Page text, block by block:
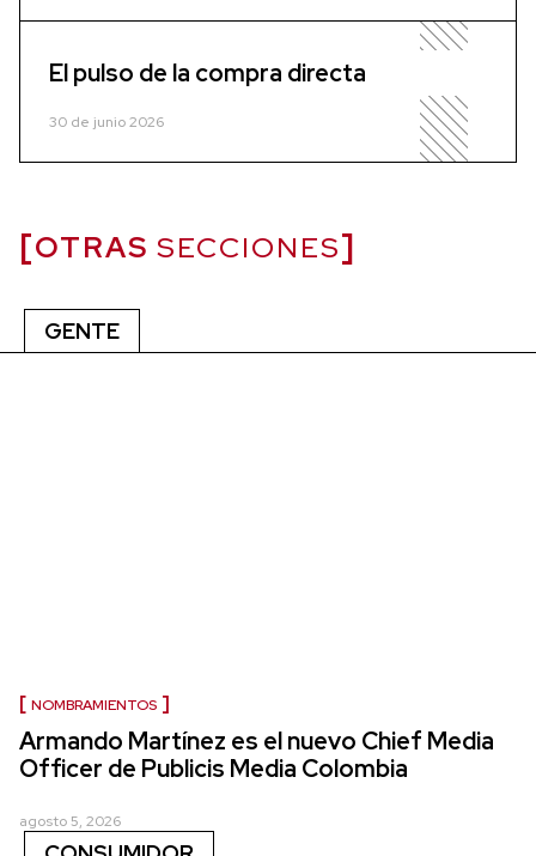
El pulso de la compra directa
30 de junio 2026
OTRAS SECCIONES
GENTE
NOMBRAMIENTOS
Armando Martínez es el nuevo Chief Media
Officer de Publicis Media Colombia
agosto 5, 2026